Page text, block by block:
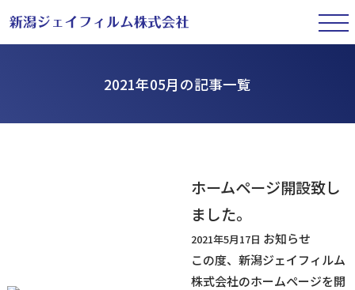
2021年05月の記事一覧
ホームページ開設致し
ました。
2021年5月17日 お知らせ
この度、新潟ジェイフィルム
株式会社のホームページを開